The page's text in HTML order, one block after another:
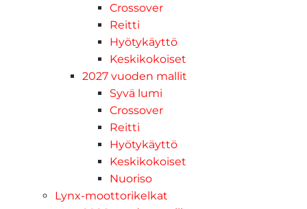
Crossover
Reitti
Hyötykäyttö
Keskikokoiset
2027 vuoden mallit
Syvä lumi
Crossover
Reitti
Hyötykäyttö
Keskikokoiset
Nuoriso
Lynx-moottorikelkat